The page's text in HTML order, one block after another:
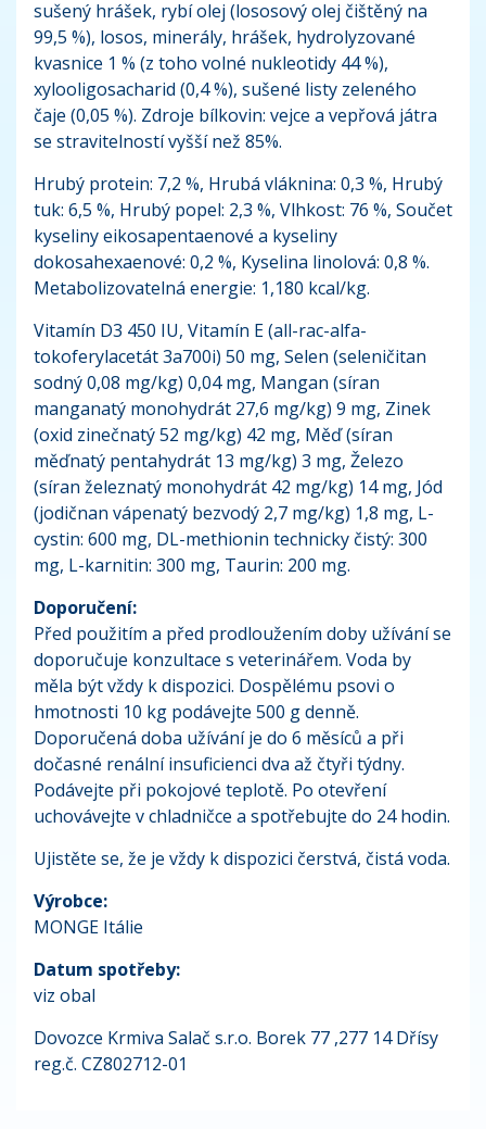
sušený hrášek, rybí olej (lososový olej čištěný na
99,5 %), losos, minerály, hrášek, hydrolyzované
kvasnice 1 % (z toho volné nukleotidy 44 %),
xylooligosacharid (0,4 %), sušené listy zeleného
čaje (0,05 %). Zdroje bílkovin: vejce a vepřová játra
se stravitelností vyšší než 85%.
Hrubý protein: 7,2 %, Hrubá vláknina: 0,3 %, Hrubý
tuk: 6,5 %, Hrubý popel: 2,3 %, Vlhkost: 76 %, Součet
kyseliny eikosapentaenové a kyseliny
dokosahexaenové: 0,2 %, Kyselina linolová: 0,8 %.
Metabolizovatelná energie: 1,180 kcal/kg.
Vitamín D3 450 IU, Vitamín E (all-rac-alfa-
tokoferylacetát 3a700i) 50 mg, Selen (seleničitan
sodný 0,08 mg/kg) 0,04 mg, Mangan (síran
manganatý monohydrát 27,6 mg/kg) 9 mg, Zinek
(oxid zinečnatý 52 mg/kg) 42 mg, Měď (síran
měďnatý pentahydrát 13 mg/kg) 3 mg, Železo
(síran železnatý monohydrát 42 mg/kg) 14 mg, Jód
(jodičnan vápenatý bezvodý 2,7 mg/kg) 1,8 mg, L-
cystin: 600 mg, DL-methionin technicky čistý: 300
mg, L-karnitin: 300 mg, Taurin: 200 mg.
Doporučení:
Před použitím a před prodloužením doby užívání se
doporučuje konzultace s veterinářem. Voda by
měla být vždy k dispozici. Dospělému psovi o
hmotnosti 10 kg podávejte 500 g denně.
Doporučená doba užívání je do 6 měsíců a při
dočasné renální insuficienci dva až čtyři týdny.
Podávejte při pokojové teplotě. Po otevření
uchovávejte v chladničce a spotřebujte do 24 hodin.
Ujistěte se, že je vždy k dispozici čerstvá, čistá voda.
Výrobce:
MONGE Itálie
Datum spotřeby:
viz obal
Dovozce Krmiva Salač s.r.o. Borek 77 ,277 14 Dřísy
reg.č. CZ802712-01